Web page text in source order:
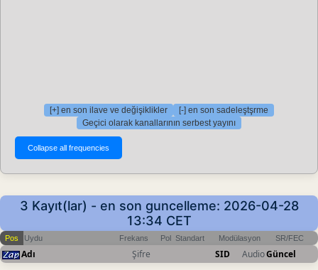
[+] en son ilave ve değişiklikler
[-] en son sadeleştşrme
Geçici olarak kanallarının serbest yayını
3 Kayıt(lar) - en son guncelleme: 2026-04-28
13:34 CET
Pos Uydu Frekans Pol Standart Modülasyon SR/FEC
Adı Şifre SID AudioGüncel